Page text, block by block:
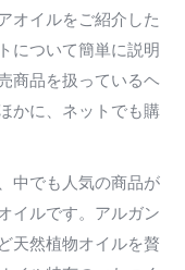
オイルをご紹介した
について簡単に説明
商品を扱っているヘ
かに、ネットでも購
中でも人気の商品が
イルです。アルガン
天然植物オイルを贅